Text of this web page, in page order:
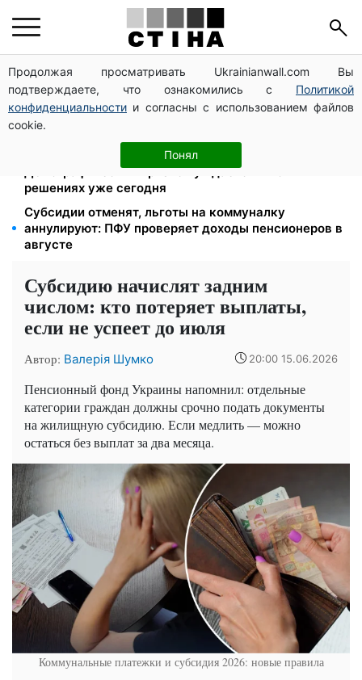
Продолжая просматривать Ukrainianwall.com Вы
подтверждаете, что ознакомились с Политикой
конфиденциальности и согласны с использованием файлов
cookie.
Понял
Работаете полный день — получайте єЯсла: ПФУ
объяснил условия помощи на ребенка 1-3 года
113 млрд грн задолжали украинцы за коммуналку:
830 тысяч производств в реестре должников
Директор ДОЗ Киева Татьяна Мостепан:
Демографический кризис нуждается в новых
решениях уже сегодня
Субсидии отменят, льготы на коммуналку
аннулируют: ПФУ проверяет доходы пенсионеров в
августе
Субсидию начислят задним
числом: кто потеряет выплаты,
если не успеет до июля
Автор: Валерія Шумко 20:00 15.06.2026
Пенсионный фонд Украины напомнил: отдельные
категории граждан должны срочно подать документы
на жилищную субсидию. Если медлить — можно
остаться без выплат за два месяца.
Коммунальные платежки и субсидия 2026: новые правила